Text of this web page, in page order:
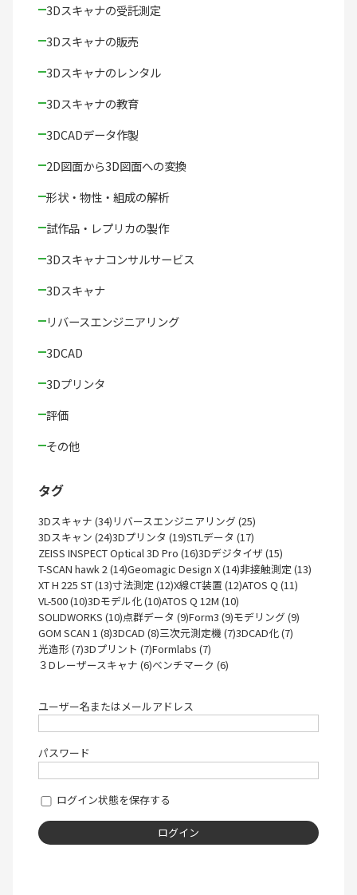
3Dスキャナの受託測定
3Dスキャナの販売
3Dスキャナのレンタル
3Dスキャナの教育
3DCADデータ作製
2D図面から3D図面への変換
形状・物性・組成の解析
試作品・レプリカの製作
3Dスキャナコンサルサービス
3Dスキャナ
リバースエンジニアリング
3DCAD
3Dプリンタ
評価
その他
タグ
3Dスキャナ (34) リバースエンジニアリング (25)
3Dスキャン (24)3Dプリンタ (19)STLデータ (17)
ZEISS INSPECT Optical 3D Pro (16)3Dデジタイザ (15)
T-SCAN hawk 2 (14)Geomagic Design X (14)非接触測定 (13)
XT H 225 ST (13)寸法測定 (12)X線CT装置 (12)ATOS Q (11)
VL-500 (10)3Dモデル化 (10)ATOS Q 12M (10)
SOLIDWORKS (10)点群データ (9)Form3 (9)モデリング (9)
GOM SCAN 1 (8)3DCAD (8)三次元測定機 (7)3DCAD化 (7)
光造形 (7)3Dプリント (7)Formlabs (7)
３Dレーザースキャナ (6)ベンチマーク (6)
ユーザー名またはメールアドレス
パスワード
ログイン状態を保存する